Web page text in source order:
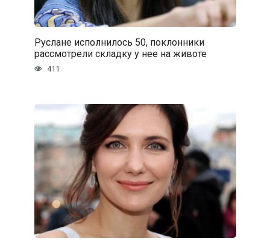
Руслане исполнилось 50, поклонники
рассмотрели складку у нее на животе
411